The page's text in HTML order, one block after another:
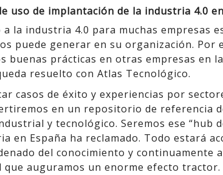
uso de implantación de la industria 4.0
a la industria 4.0 para muchas empresas
puede generar en su organización. Por
buenas prácticas en otras empresas en
resuelto con Atlas Tecnológico.
casos de éxito y experiencias por
en un repositorio de referencia
y tecnológico. Seremos ese “hub
en España ha reclamado. Todo estará
del conocimiento y continuamente
que auguramos un enorme efecto tractor.